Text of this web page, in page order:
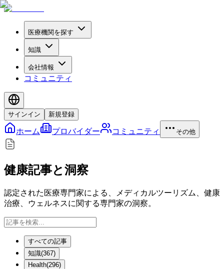
医療機関を探す
知識
会社情報
コミュニティ
サインイン 新規登録
ホーム プロバイダー コミュニティ その他
健康記事と洞察
認定された医療専門家による、メディカルツーリズム、健康
治療、ウェルネスに関する専門家の洞察。
すべての記事
知識(367)
Health(296)